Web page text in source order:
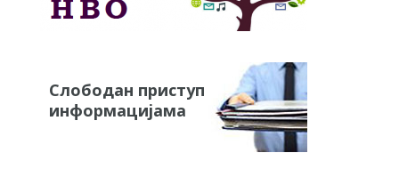
Слободан приступ
информацијама